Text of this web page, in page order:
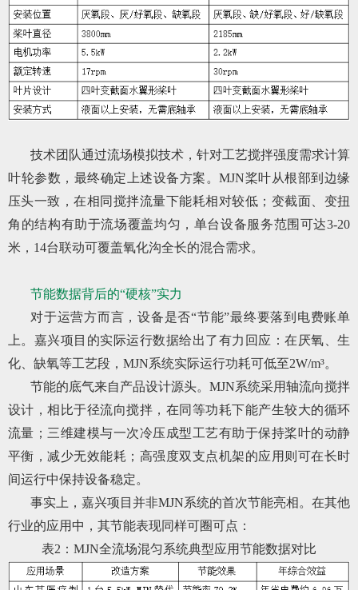
技术团队通过流场模拟技术，针对工艺搅拌强度需求计算
叶轮参数，最终确定上述设备方案。MJN桨叶从根部到边缘
压头一致，在相同搅拌流量下能耗相对较低；变截面、变扭
角的结构有助于流场覆盖均匀，单台设备服务范围可达3-20
米，14台联动可覆盖氧化沟全长的混合需求。
节能数据背后的“硬核”实力
对于运营方而言，设备是否“节能”最终要落到电费账单
上。嘉兴项目的实际运行数据给出了有力回应：在厌氧、生
化、缺氧等工艺段，MJN系统实际运行功耗可低至2W/m³。
节能的底气来自产品设计源头。MJN系统采用轴流向搅拌
设计，相比于径流向搅拌，在同等功耗下能产生较大的循环
流量；三维建模与一次冷压成型工艺有助于保持桨叶的动静
平衡，减少无效能耗；高强度双支点机架的应用则可在长时
间运行中保持设备稳定。
事实上，嘉兴项目并非MJN系统的首次节能亮相。在其他
行业的应用中，其节能表现同样可圈可点：
表2：MJN全流场混匀系统典型应用节能数据对比